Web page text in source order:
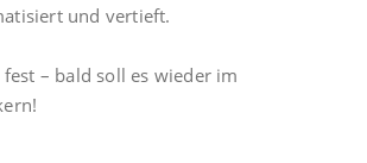
und vertieft.
– bald soll es wieder im